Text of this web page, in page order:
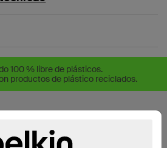
100 % libre de plásticos.
productos de plástico reciclados.